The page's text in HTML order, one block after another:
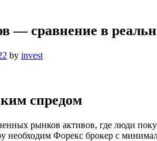
— сравнение в
by invest
спредом
рынков активов, где люди
необходим Форекс брокер с